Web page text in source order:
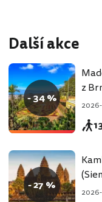
Další akce
- 34 %
z
- 27 %